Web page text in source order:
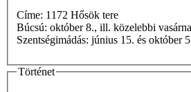
Címe: 1172 Hősök tere
Búcsú: október 8., ill. közelebbi
Szentségimádás: június 15. és október
Történet